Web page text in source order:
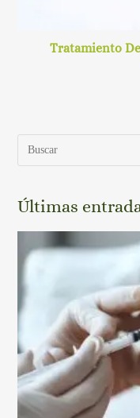
Tratamiento
Últimas